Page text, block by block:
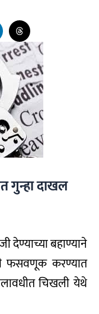
गुन्हा दाखल
देण्याच्या बहाण्याने
फसवणूक करण्यात
चिखली येथे